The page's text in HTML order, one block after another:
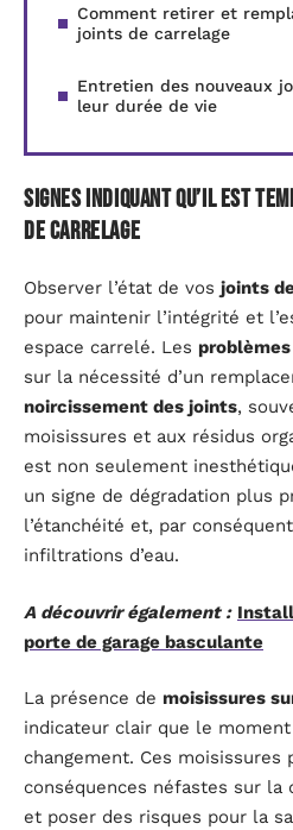
Comment retirer et
joints de carrelage
Entretien des nouveaux
leur durée de vie
Signes indiquant qu’il est
de carrelage
Observer l’état de vos joints
pour maintenir l’intégrité et
espace carrelé. Les
sur la nécessité d’un
noircissement des joints,
moisissures et aux résidus
est non seulement
un signe de dégradation plus
l’étanchéité et, par
infiltrations d’eau.
A découvrir également :
porte de garage basculante
La présence de moisissures
indicateur clair que le
changement. Ces moisissures
conséquences néfastes sur la
et poser des risques pour la